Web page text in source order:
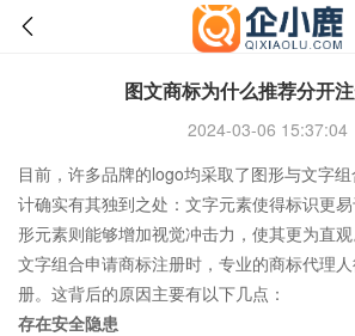
图文商标为什么推荐分开
2024-03-06 15:37:04
目前，许多品牌的logo均采取了图形与文字
计确实有其独到之处：文字元素使得标识更
形元素则能够增加视觉冲击力，使其更为直
文字组合申请商标注册时，专业的商标代理
册。这背后的原因主要有以下几点：
存在安全隐患